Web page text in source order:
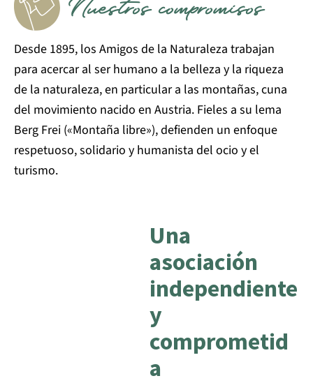
Desde 1895, los Amigos de la Naturaleza trabajan
para acercar al ser humano a la belleza y la riqueza
de la naturaleza, en particular a las montañas, cuna
del movimiento nacido en Austria. Fieles a su lema
Berg Frei («Montaña libre»), defienden un enfoque
respetuoso, solidario y humanista del ocio y el
turismo.
Una
asociación
independiente
y
comprometid
a